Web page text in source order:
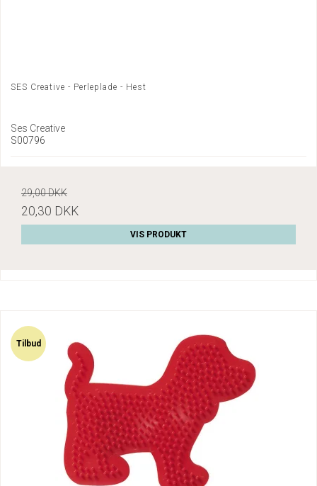
SES Creative - Perleplade - Hest
Ses Creative
S00796
29,00 DKK
20,30 DKK
VIS PRODUKT
Tilbud